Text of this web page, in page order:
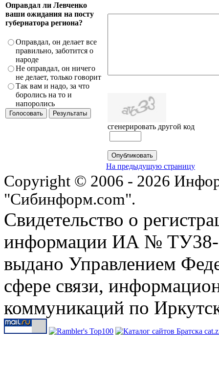
Оправдал ли Левченко
ваши ожидания на посту
губернатора региона?
Оправдал, он делает все
правильно, заботится о
народе
Не оправдал, он ничего
не делает, только говорит
Так вам и надо, за что
боролись на то и
напоролись
сгенерировать другой код
На предыдущую страницу
Copyright © 2006 - 2026
"Сибинформ.com".
Свидетельство о
информации ИА № ТУ38-
выдано Управлением
сфере связи,
коммуникаций по